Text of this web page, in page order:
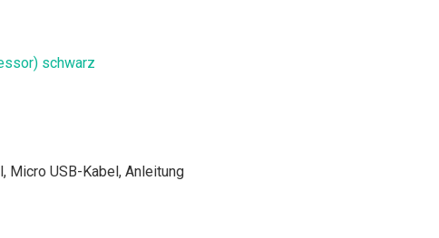
schwarz
Micro USB-Kabel, Anleitung